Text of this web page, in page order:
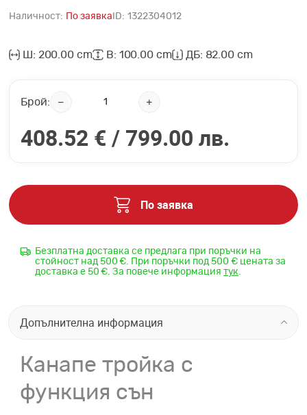
Наличност: По заявка ID: 1322304012
Ш: 200.00 cm В: 100.00 cm ДБ: 82.00 cm
Брой:
408.52 € / 799.00 лв.
По заявка
Безплатна доставка се предлага при поръчки на
стойност над 500 €. При поръчки под 500 € цената за
доставка е 50 €. За повече информация тук.
Допълнителна информация
Канапе тройка с
функция сън